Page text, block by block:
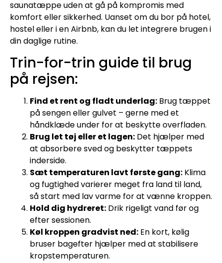
saunatæppe uden at gå på kompromis med
komfort eller sikkerhed. Uanset om du bor på hotel,
hostel eller i en Airbnb, kan du let integrere brugen i
din daglige rutine.
Trin-for-trin guide til brug
på rejsen:
Find et rent og fladt underlag: Brug tæppet
på sengen eller gulvet – gerne med et
håndklæde under for at beskytte overfladen.
Brug let tøj eller et lagen: Det hjælper med
at absorbere sved og beskytter tæppets
inderside.
Sæt temperaturen lavt første gang: Klima
og fugtighed varierer meget fra land til land,
så start med lav varme for at vænne kroppen.
Hold dig hydreret: Drik rigeligt vand før og
efter sessionen.
Køl kroppen gradvist ned: En kort, kølig
bruser bagefter hjælper med at stabilisere
kropstemperaturen.